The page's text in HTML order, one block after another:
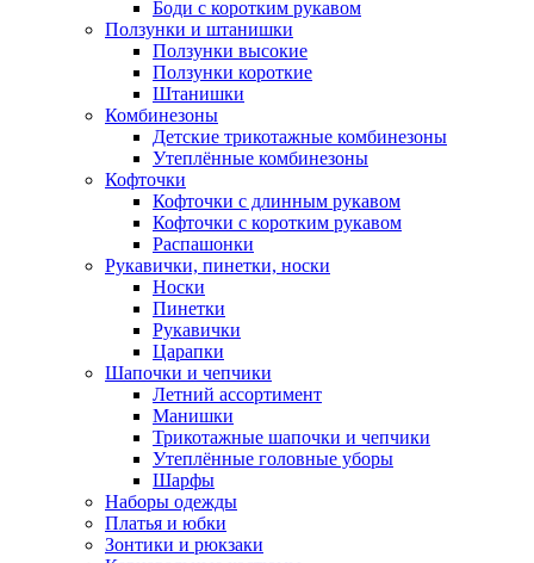
Боди с коротким рукавом
Ползунки и штанишки
Ползунки высокие
Ползунки короткие
Штанишки
Комбинезоны
Детские трикотажные комбинезоны
Утеплённые комбинезоны
Кофточки
Кофточки с длинным рукавом
Кофточки с коротким рукавом
Распашонки
Рукавички, пинетки, носки
Носки
Пинетки
Рукавички
Царапки
Шапочки и чепчики
Летний ассортимент
Манишки
Трикотажные шапочки и чепчики
Утеплённые головные уборы
Шарфы
Наборы одежды
Платья и юбки
Зонтики и рюкзаки